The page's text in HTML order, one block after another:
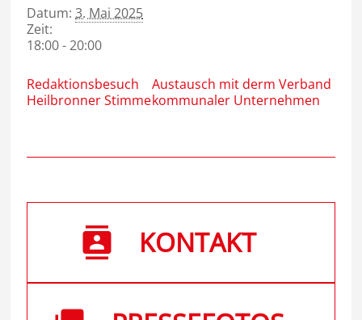
Datum: 3. Mai 2025
Zeit:
18:00 - 20:00
Redaktionsbesuch
Heilbronner Stimme
Austausch mit derm Verband
kommunaler Unternehmen
KONTAKT